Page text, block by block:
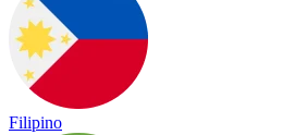
Filipino